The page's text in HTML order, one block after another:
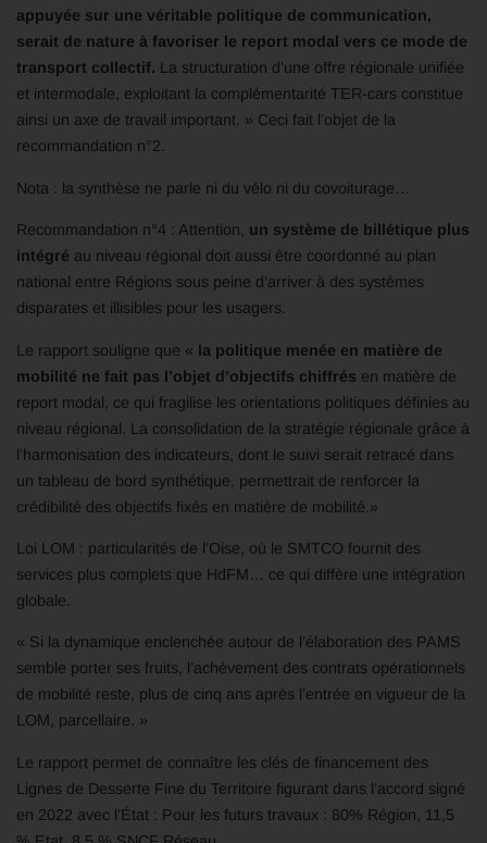
appuyée sur une véritable politique de communication,
serait de nature à favoriser le report modal vers ce mode de
transport collectif. La structuration d’une offre régionale unifiée
et intermodale, exploitant la complémentarité TER-cars constitue
ainsi un axe de travail important. » Ceci fait l’objet de la
recommandation n°2.
Nota : la synthèse ne parle ni du vélo ni du covoiturage…
Recommandation n°4 : Attention, un système de billétique plus
intégré au niveau régional doit aussi être coordonné au plan
national entre Régions sous peine d’arriver à des systèmes
disparates et illisibles pour les usagers.
Le rapport souligne que «
la politique menée en matière de
mobilité ne fait pas l’objet d’objectifs chiffrés en matière de
report modal, ce qui fragilise les orientations politiques définies au
niveau régional. La consolidation de la stratégie régionale grâce à
l’harmonisation des indicateurs, dont le suivi serait retracé dans
un tableau de bord synthétique, permettrait de renforcer la
crédibilité des objectifs fixés en matière de mobilité.»
Loi LOM : particularités de l’Oise, où le SMTCO fournit des
services plus complets que HdFM… ce qui diffère une intégration
globale.
« Si la dynamique enclenchée autour de l’élaboration des PAMS
semble porter ses fruits, l’achèvement des contrats opérationnels
de mobilité reste, plus de cinq ans après l’entrée en vigueur de la
LOM, parcellaire. »
Le rapport permet de connaître les clés de financement des
Lignes de Desserte Fine du Territoire figurant dans l’accord signé
en 2022 avec l’État : Pour les futurs travaux : 80% Région, 11,5